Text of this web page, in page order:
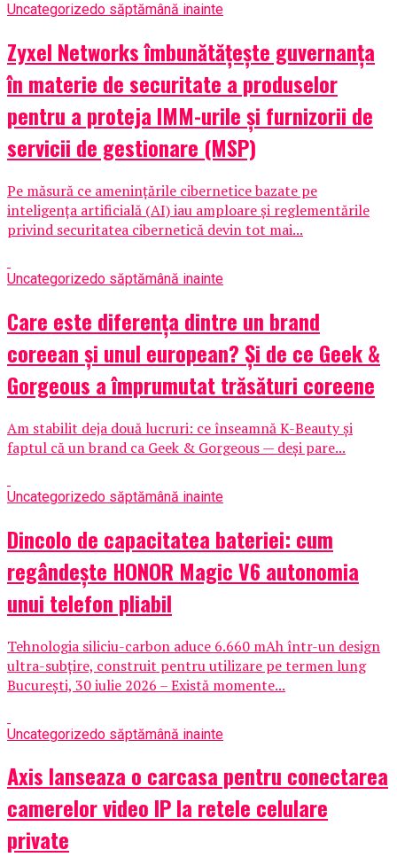
Uncategorizedo săptămână inainte
Zyxel Networks îmbunătățește guvernanța
în materie de securitate a produselor
pentru a proteja IMM-urile și furnizorii de
servicii de gestionare (MSP)
Pe măsură ce amenințările cibernetice bazate pe
inteligența artificială (AI) iau amploare și reglementările
privind securitatea cibernetică devin tot mai...
Uncategorizedo săptămână inainte
Care este diferența dintre un brand
coreean și unul european? Și de ce Geek &
Gorgeous a împrumutat trăsături coreene
Am stabilit deja două lucruri: ce înseamnă K-Beauty și
faptul că un brand ca Geek & Gorgeous — deși pare...
Uncategorizedo săptămână inainte
Dincolo de capacitatea bateriei: cum
regândește HONOR Magic V6 autonomia
unui telefon pliabil
Tehnologia siliciu-carbon aduce 6.660 mAh într-un design
ultra-subțire, construit pentru utilizare pe termen lung
București, 30 iulie 2026 – Există momente...
Uncategorizedo săptămână inainte
Axis lanseaza o carcasa pentru conectarea
camerelor video IP la retele celulare
private